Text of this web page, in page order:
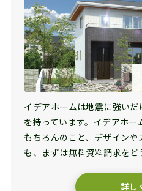
イデアホームは地震に強い
を持っています。イデアホ
もちろんのこと、デザイン
も、まずは無料資料請求をど
詳し